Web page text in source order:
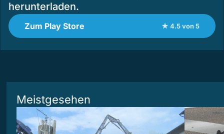
herunterladen.
Zum Play Store ★ 4.5 von 5
Meistgesehen